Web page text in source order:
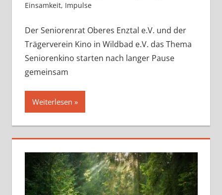
Einsamkeit, Impulse
Der Seniorenrat Oberes Enztal e.V. und der
Trägerverein Kino in Wildbad e.V. das Thema
Seniorenkino starten nach langer Pause
gemeinsam
Weiterlesen